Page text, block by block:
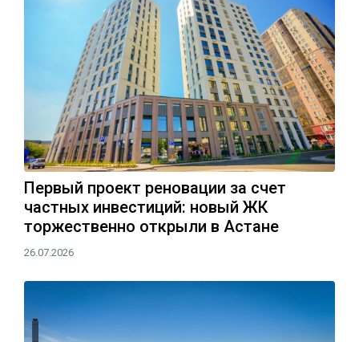
Первый проект реновации за счет
частных инвестиций: новый ЖК
торжественно открыли в Астане
26.07.2026